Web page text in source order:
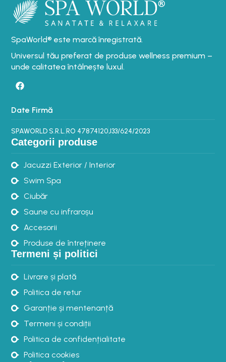
SpaWorld® este marcă înregistrată.
Universul tău preferat de produse wellness premium –
unde calitatea întâlnește luxul.
Date Firmă
SPAWORLD S.R.L.RO 47874120J33/624/2023
Categorii produse
Jacuzzi Exterior / Interior
Swim Spa
Ciubăr
Saune cu infraroșu
Accesorii
Produse de întreținere
Termeni și politici
Livrare și plată
Politica de retur
Garanție și mentenanță
Termeni și condiții
Politica de confidențialitate
Politica cookies